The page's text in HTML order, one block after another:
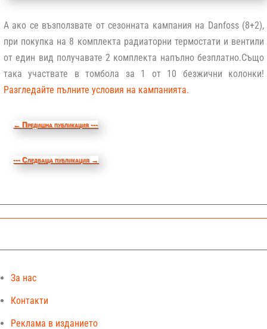
А ако се възползвате от сезонната кампания на Danfoss (8+2),
при покупка на 8 комплекта радиаторни термостати и вентили
от един вид получавате 2 комплекта напълно безплатно.Също
така участвате в томбола за 1 от 10 безжични колонки!
Разгледайте пълните условия на кампанията.
←Предишна публикация ---
--- Следваща публикация →
За нас
Контакти
Реклама в изданието